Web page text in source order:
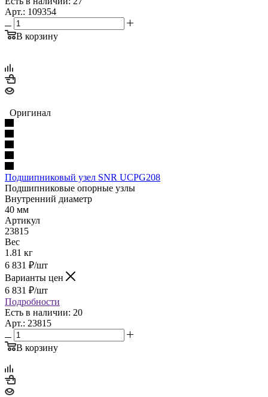
Арт.: 109354
В корзину
Оригинал
Подшипниковый узел SNR UCPG208
Подшипниковые опорные узлы
Внутренний диаметр
40 мм
Артикул
23815
Вес
1.81 кг
6 831 ₽/шт
Варианты цен
6 831 ₽/шт
Подробности
Есть в наличии: 20
Арт.: 23815
В корзину